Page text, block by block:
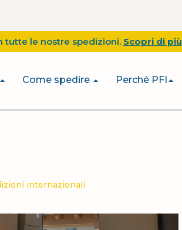
tutte le nostre spedizioni. Scopri di più
Come spedire Perché PFI
internazionali